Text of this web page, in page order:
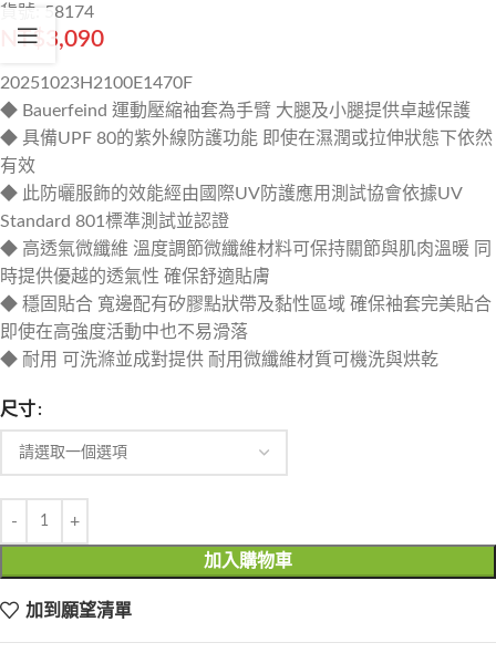
貨號: 58174
NT$ 3,090
20251023H2100E1470F
◆ Bauerfeind 運動壓縮袖套為手臂 大腿及小腿提供卓越保護
◆ 具備UPF 80的紫外線防護功能 即使在濕潤或拉伸狀態下依然
有效
◆ 此防曬服飾的效能經由國際UV防護應用測試協會依據UV
Standard 801標準測試並認證
◆ 高透氣微纖維 溫度調節微纖維材料可保持關節與肌肉溫暖 同
時提供優越的透氣性 確保舒適貼膚
◆ 穩固貼合 寬邊配有矽膠點狀帶及黏性區域 確保袖套完美貼合
即使在高強度活動中也不易滑落
◆ 耐用 可洗滌並成對提供 耐用微纖維材質可機洗與烘乾
尺寸
加入購物車
加到願望清單